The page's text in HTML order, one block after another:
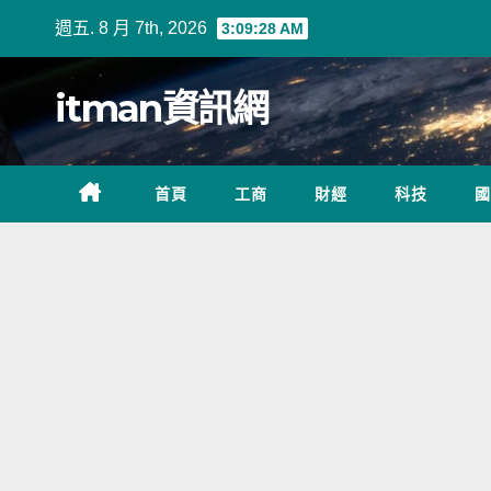
週五. 8 月 7th, 2026 3:09:29 AM
itman資訊網
首頁 工商 財經 科技